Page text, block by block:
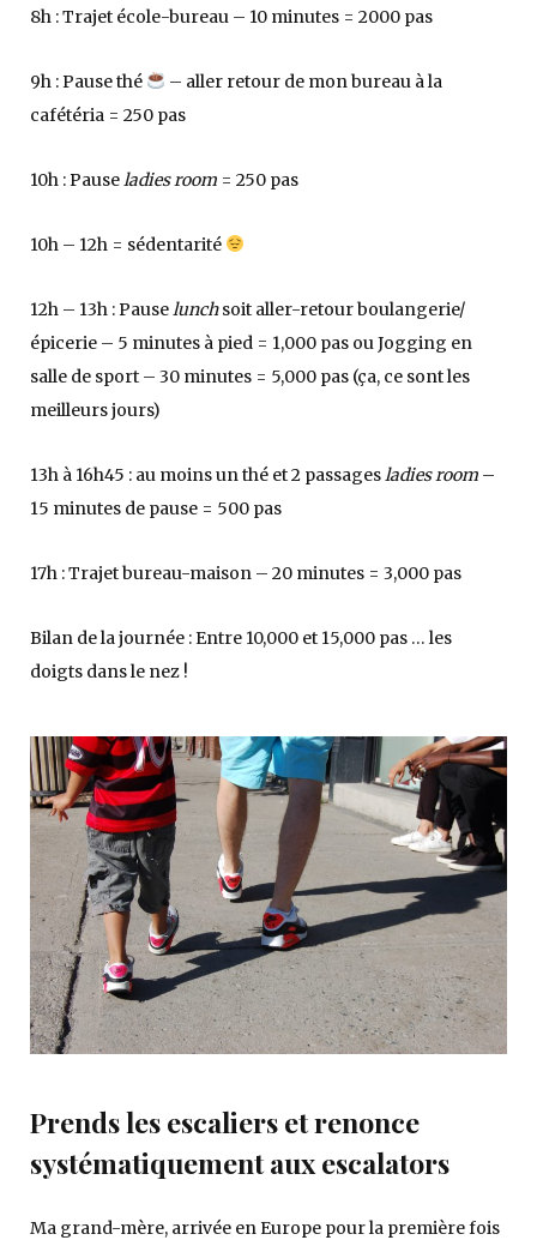
8h : Trajet école-bureau – 10 minutes = 2000 pas
9h : Pause thé
– aller retour de mon bureau à la
cafétéria = 250 pas
10h : Pauseladies room = 250 pas
10h – 12h = sédentarité
12h – 13h : Pauselunchsoit aller-retour boulangerie/
épicerie – 5 minutes à pied = 1,000 pas ou Jogging en
salle de sport – 30 minutes = 5,000 pas (ça, ce sont les
meilleurs jours)
13h à 16h45 : au moins un thé et 2 passagesladiesroom –
15 minutes de pause = 500 pas
17h : Trajet bureau-maison – 20 minutes = 3,000 pas
Bilan de la journée : Entre 10,000 et 15,000 pas … les
doigts dans le nez !
Prends les escaliers et renonce
systématiquement aux escalators
Ma grand-mère, arrivée en Europe pour la première fois